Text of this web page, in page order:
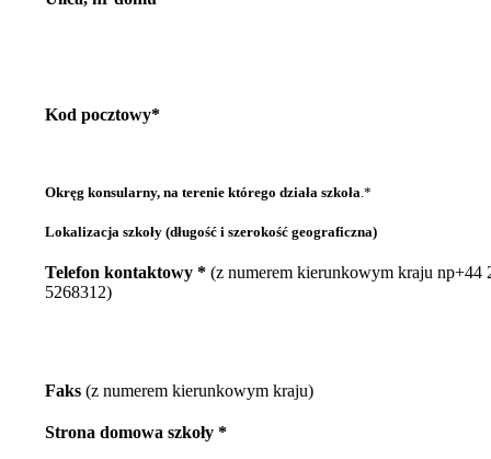
Kod pocztowy*
Okręg konsularny, na terenie którego działa szkoła .*
Lokalizacja szkoły (długość i szerokość geograficzna)
Telefon kontaktowy * (z numerem kierunkowym kraju np+44
5268312)
Faks (z numerem kierunkowym kraju)
Strona domowa szkoły *